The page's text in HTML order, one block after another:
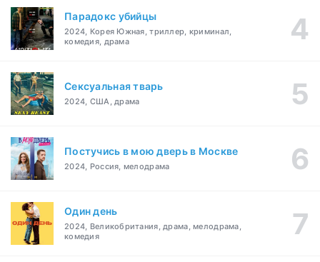
Парадокс убийцы
2024, Корея Южная, триллер, криминал,
комедия, драма
Сексуальная тварь
2024, США, драма
Постучись в мою дверь в Москве
2024, Россия, мелодрама
Один день
2024, Великобритания, драма, мелодрама,
комедия